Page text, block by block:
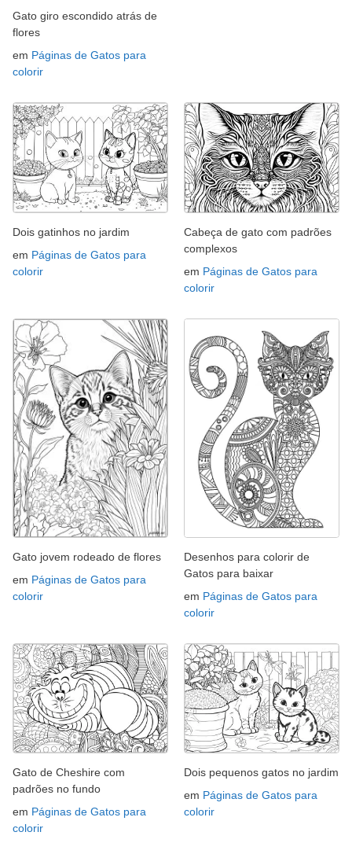
Gato giro escondido atrás de
flores
em Páginas de Gatos para
colorir
Dois gatinhos no jardim
em Páginas de Gatos para
colorir
Cabeça de gato com padrões
complexos
em Páginas de Gatos para
colorir
Gato jovem rodeado de flores
em Páginas de Gatos para
colorir
Desenhos para colorir de
Gatos para baixar
em Páginas de Gatos para
colorir
Gato de Cheshire com
padrões no fundo
em Páginas de Gatos para
colorir
Dois pequenos gatos no jardim
em Páginas de Gatos para
colorir